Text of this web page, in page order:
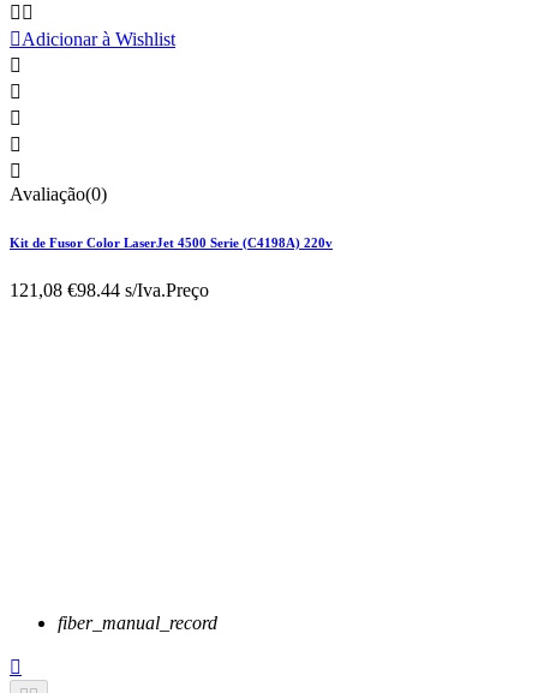
 
Adicionar à Wishlist





Avaliação(0)
Kit de Fusor Color LaserJet 4500 Serie (C4198A) 220v
121,08 €98.44 s/Iva.Preço
fiber_manual_record
